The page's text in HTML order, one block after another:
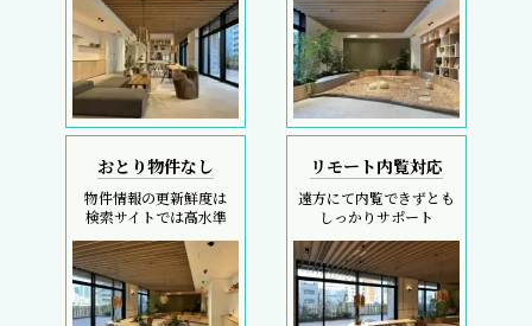
おとり物件なし
物件情報の更新鮮度は
検索サイトでは高水準
リモート内覧対応
遠方にて内覧できずとも
しっかりサポート